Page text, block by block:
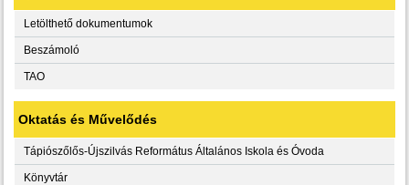
Letölthető dokumentumok
Beszámoló
TAO
Oktatás és Művelődés
Tápiószőlős-Újszilvás Református Általános Iskola és Óvoda
Könyvtár